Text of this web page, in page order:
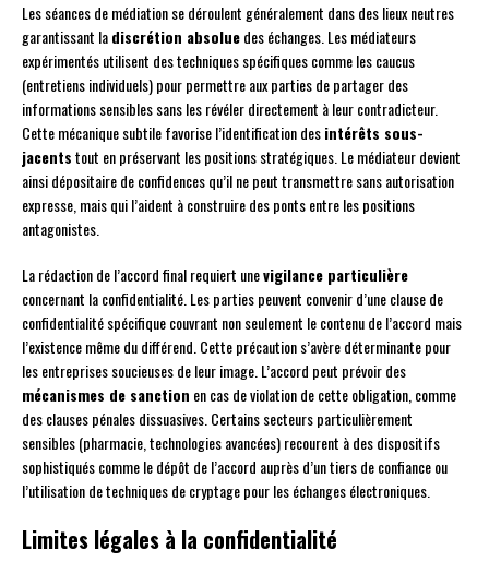
Les séances de médiation se déroulent généralement dans des lieux neutres
garantissant ladiscrétion absoluedes échanges. Les médiateurs
expérimentés utilisent des techniques spécifiques comme les caucus
(entretiens individuels) pour permettre aux parties de partager des
informations sensibles sans les révéler directement à leur contradicteur.
Cette mécanique subtile favorise l’identification desintérêts sous-
jacentstout en préservant les positions stratégiques. Le médiateur devient
ainsi dépositaire de confidences qu’il ne peut transmettre sans autorisation
expresse, mais qui l’aident à construire des ponts entre les positions
antagonistes.
La rédaction de l’accord final requiert unevigilance particulière
concernant la confidentialité. Les parties peuvent convenir d’une clause de
confidentialité spécifique couvrant non seulement le contenu de l’accord mais
l’existence même du différend. Cette précaution s’avère déterminante pour
les entreprises soucieuses de leur image. L’accord peut prévoir des
mécanismes de sanction en cas de violation de cette obligation, comme
des clauses pénales dissuasives. Certains secteurs particulièrement
sensibles (pharmacie, technologies avancées) recourent à des dispositifs
sophistiqués comme le dépôt de l’accord auprès d’un tiers de confiance ou
l’utilisation de techniques de cryptage pour les échanges électroniques.
Limites légales à la confidentialité